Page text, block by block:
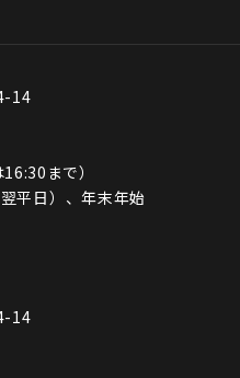
14
まで）
平日）、年末年始
14